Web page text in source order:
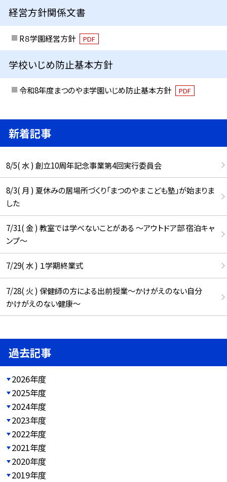
経営方針関係文書
R８学園経営方針 PDF
学校いじめ防止基本方針
令和8年度まつのやま学園いじめ防止基本方針 PDF
新着記事
8/5( 水 ) 創立10周年記念事業第4回実行委員会
8/3( 月 ) 夏休みの居場所づくり「まつのやま こども塾」が始まりま
した
7/31( 金 ) 教室では学べないことがある ～アウトドア部 宿泊キャ
ンプ～
7/29( 水 ) １学期終業式
7/28( 火 ) 保健師の方による出前授業～かけがえのない自分
かけがえのない健康～
過去記事
2026年度
2025年度
2024年度
2023年度
2022年度
2021年度
2020年度
2019年度